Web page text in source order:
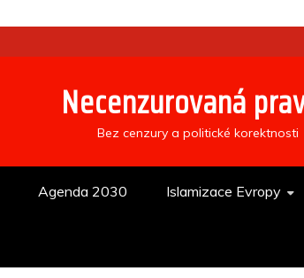
Necenzurovaná
Bez cenzury a politické korektnosti
Agenda 2030 Islamizace Evropy